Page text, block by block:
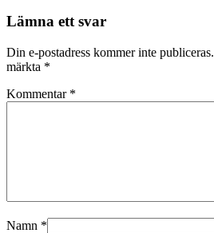
Lämna ett svar
Din e-postadress kommer inte publiceras.
märkta *
Kommentar *
Namn *